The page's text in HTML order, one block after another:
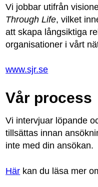
Vi jobbar utifrån
Through Life, vilket
att skapa långsiktiga
organisationer i vårt
www.sjr.se
Vår process
Vi intervjuar löpande
tillsättas innan
inte med din ansökan.
Här kan du läsa mer